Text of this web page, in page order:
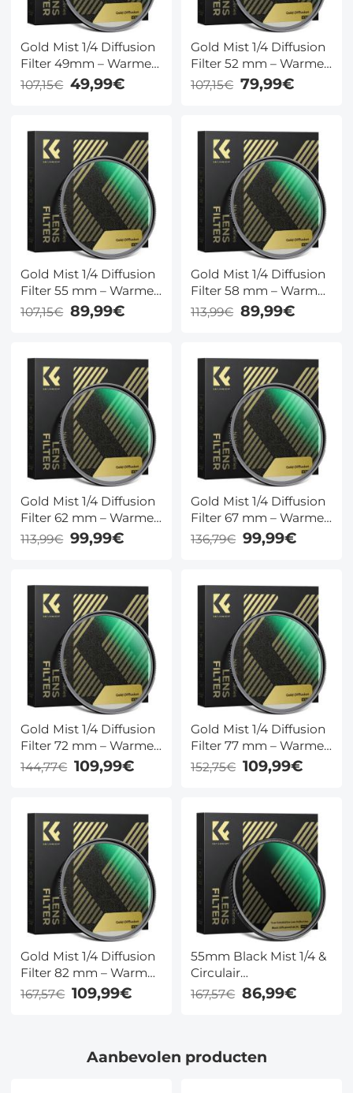
Gold Mist 1/4 Diffusion
Filter 49mm – Warme
Cinematic Gloed voor
Portret & Video, Nano
107,15€ 49,99€
Gold Mist 1/4 Diffusion
Filter 52 mm – Warme
Cinematic Gloed voor
Portret & Video, Nano
107,15€ 79,99€
Gold Mist 1/4 Diffusion
Filter 55 mm – Warme
Cinematic Gloed voor
Portret & Video, Nano
107,15€ 89,99€
Gold Mist 1/4 Diffusion
Filter 58 mm – Warme
Cinematic Gloed voor
Portret & Video, Nano
113,99€ 89,99€
Gold Mist 1/4 Diffusion
Filter 62 mm – Warme
Cinematic Gloed voor
113,99€ 99,99€
Gold Mist 1/4 Diffusion
Filter 67 mm – Warme
Cinematic Gloed voor
136,79€ 99,99€
Gold Mist 1/4 Diffusion
Filter 72 mm – Warme
Cinematic Gloed voor
Portret & Video, Nano
144,77€ 109,99€
Gold Mist 1/4 Diffusion
Filter 77 mm – Warme
Cinematic Gloed voor
Portret & Video, Nano
152,75€ 109,99€
Gold Mist 1/4 Diffusion
Filter 82 mm – Warme
Cinematic Gloed voor
Portret & Video, Nano
167,57€ 109,99€
55mm Black Mist 1/4 &
Circulair
Polarisatiefilter 2-in-1
Filmisch
cameralenzen uit de
167,57€ 86,99€
Aanbevolen producten